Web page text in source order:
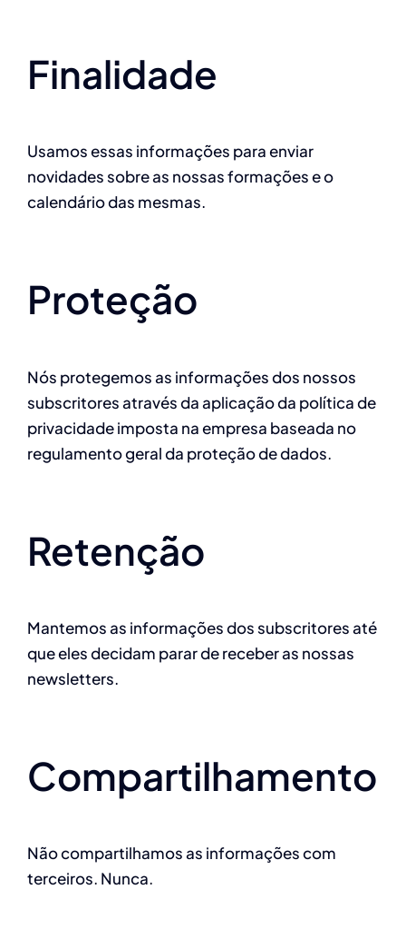
Finalidade
Usamos essas informações para enviar
novidades sobre as nossas formações e o
calendário das mesmas.
Proteção
Nós protegemos as informações dos nossos
subscritores através da aplicação da política de
privacidade imposta na empresa baseada no
regulamento geral da proteção de dados.
Retenção
Mantemos as informações dos subscritores até
que eles decidam parar de receber as nossas
newsletters.
Compartilhamento
Não compartilhamos as informações com
terceiros. Nunca.